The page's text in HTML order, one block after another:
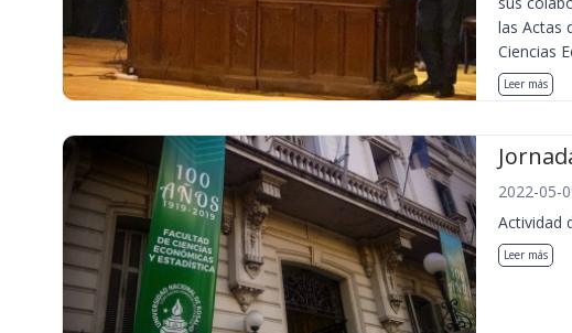
las Actas
Ciencias
Leer más
2022-05-
Actividad
Leer más